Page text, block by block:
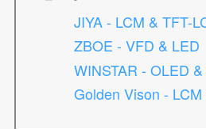
JIYA - LCM & TFT-
ZBOE - VFD & LED
WINSTAR - OLED
Golden Vison -